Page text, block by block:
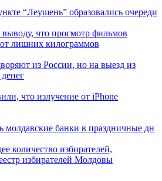
“Леушень” образовались очереди
что просмотр фильмов
от лишних килограммов
из России, но на выезд из
что излучение от iPhone
молдавские банки в праздничные дн
количество избирателей,
избирателей Молдовы